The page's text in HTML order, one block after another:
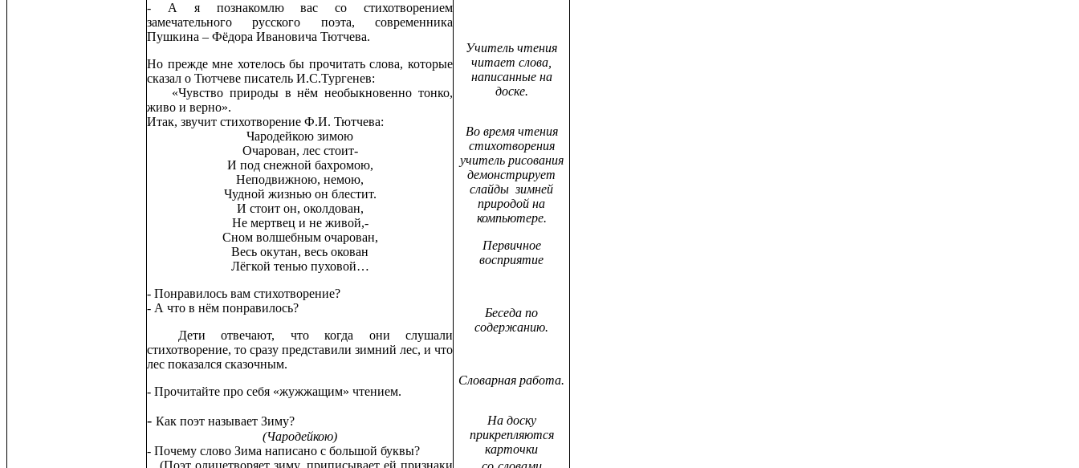
- А я познакомлю вас со стихотворением
замечательного русского поэта, современника
Пушкина – Фёдора Ивановича Тютчева.
Но прежде мне хотелось бы прочитать слова, которые
сказал о Тютчеве писатель И.С.Тургенев:
«Чувство природы в нём необыкновенно тонко,
живо и верно».
Итак, звучит стихотворение Ф.И. Тютчева:
Чародейкою зимою
Очарован, лес стоит-
И под снежной бахромою,
Неподвижною, немою,
Чудной жизнью он блестит.
И стоит он, околдован,
Не мертвец и не живой,-
Сном волшебным очарован,
Весь окутан, весь окован
Лёгкой тенью пуховой…
- Понравилось вам стихотворение?
- А что в нём понравилось?
Дети отвечают, что когда они слушали
стихотворение, то сразу представили зимний лес, и что
лес показался сказочным.
- Прочитайте про себя «жужжащим» чтением.
- Как поэт называет Зиму?
(Чародейкою)
- Почему слово Зима написано с большой буквы?
Учитель чтения
читает слова,
написанные на
доске.
Во время чтения
стихотворения
учитель рисования
демонстрирует
слайды зимней
природой на
компьютере.
Первичное
восприятие
Беседа по
содержанию.
Словарная работа.
На доску
прикрепляются
карточки